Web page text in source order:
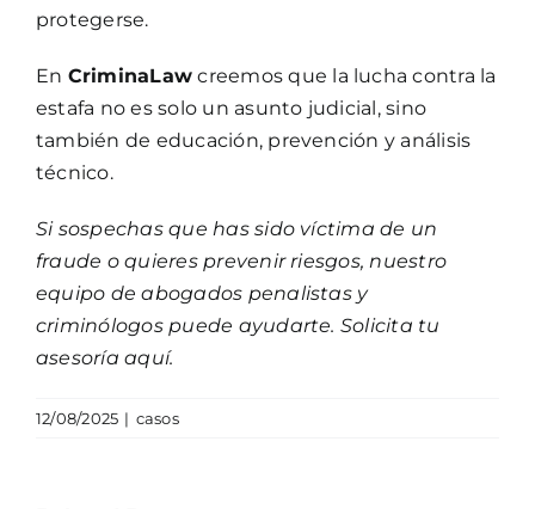
protegerse.
En CriminaLaw creemos que la lucha contra la
estafa no es solo un asunto judicial, sino
también de educación, prevención y análisis
técnico.
Si sospechas que has sido víctima de un
fraude o quieres prevenir riesgos, nuestro
equipo de abogados penalistas y
criminólogos puede ayudarte. Solicita tu
asesoría aquí.
12/08/2025 | casos